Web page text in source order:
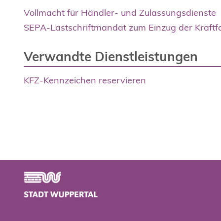
Vollmacht für Händler- und Zulassungsdienste
SEPA-Lastschriftmandat zum Einzug der
Verwandte Dienstleistungen
KFZ-Kennzeichen reservieren
Footer